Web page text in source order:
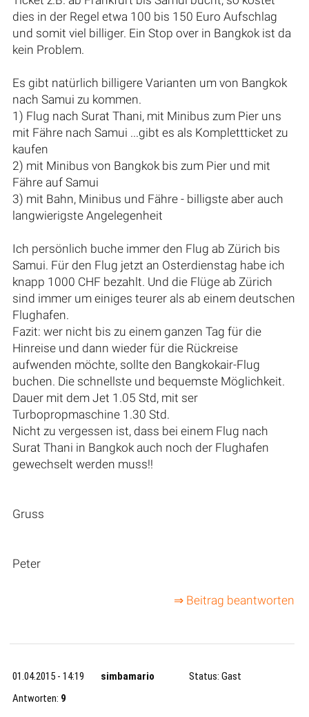
dies in der Regel etwa 100 bis 150 Euro Aufschlag
und somit viel billiger. Ein Stop over in Bangkok ist da
kein Problem.
Es gibt natürlich billigere Varianten um von Bangkok
nach Samui zu kommen.
1) Flug nach Surat Thani, mit Minibus zum Pier uns
mit Fähre nach Samui ...gibt es als Komplettticket zu
kaufen
2) mit Minibus von Bangkok bis zum Pier und mit
Fähre auf Samui
3) mit Bahn, Minibus und Fähre - billigste aber auch
langwierigste Angelegenheit
Ich persönlich buche immer den Flug ab Zürich bis
Samui. Für den Flug jetzt an Osterdienstag habe ich
knapp 1000 CHF bezahlt. Und die Flüge ab Zürich
sind immer um einiges teurer als ab einem deutschen
Flughafen.
Fazit: wer nicht bis zu einem ganzen Tag für die
Hinreise und dann wieder für die Rückreise
aufwenden möchte, sollte den Bangkokair-Flug
buchen. Die schnellste und bequemste Möglichkeit.
Dauer mit dem Jet 1.05 Std, mit ser
Turbopropmaschine 1.30 Std.
Nicht zu vergessen ist, dass bei einem Flug nach
Surat Thani in Bangkok auch noch der Flughafen
gewechselt werden muss!!
Gruss
Peter
⇒ Beitrag beantworten
01.04.2015 - 14:19 simbamario
Status: Gast
Antworten: 9